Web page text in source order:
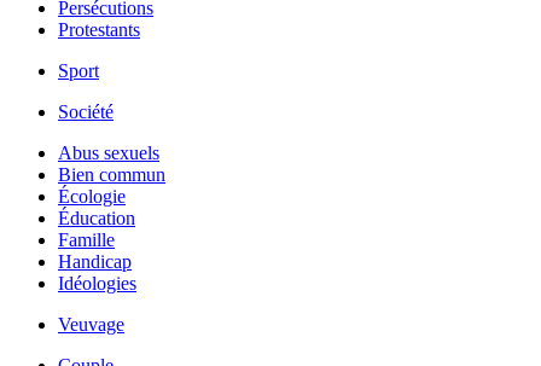
Persécutions
Protestants
Sport
Société
Abus sexuels
Bien commun
Écologie
Éducation
Famille
Handicap
Idéologies
Veuvage